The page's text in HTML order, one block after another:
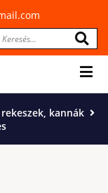
kannák